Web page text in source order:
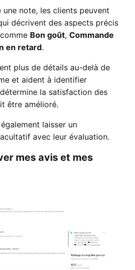
note, les clients peuvent
décrivent des aspects précis
Bon goût, Commande
en retard.
plus de détails au-delà de
et aident à identifier
la satisfaction des
être amélioré.
laisser un
avec leur évaluation.
mes avis et mes